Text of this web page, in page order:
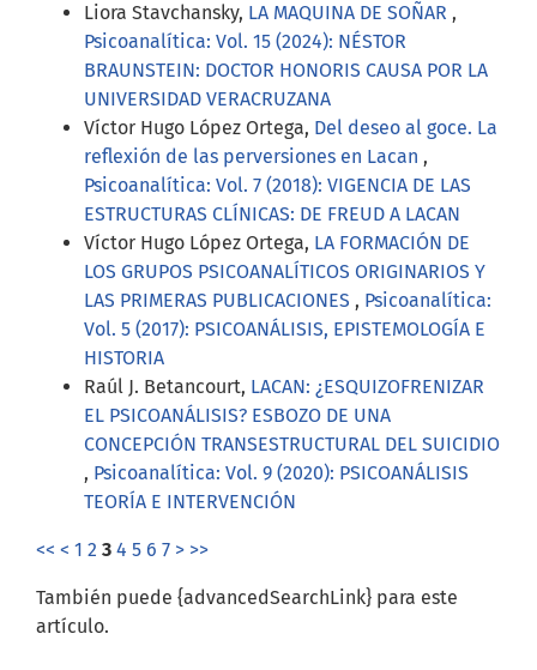
Liora Stavchansky, LA MAQUINA DE SOÑAR ,
Psicoanalítica: Vol. 15 (2024): NÉSTOR
BRAUNSTEIN: DOCTOR HONORIS CAUSA POR LA
UNIVERSIDAD VERACRUZANA
Víctor Hugo López Ortega, Del deseo al goce. La
reflexión de las perversiones en Lacan ,
Psicoanalítica: Vol. 7 (2018): VIGENCIA DE LAS
ESTRUCTURAS CLÍNICAS: DE FREUD A LACAN
Víctor Hugo López Ortega, LA FORMACIÓN DE
LOS GRUPOS PSICOANALÍTICOS ORIGINARIOS Y
LAS PRIMERAS PUBLICACIONES , Psicoanalítica:
Vol. 5 (2017): PSICOANÁLISIS, EPISTEMOLOGÍA E
HISTORIA
Raúl J. Betancourt, LACAN: ¿ESQUIZOFRENIZAR
EL PSICOANÁLISIS? ESBOZO DE UNA
CONCEPCIÓN TRANSESTRUCTURAL DEL SUICIDIO
, Psicoanalítica: Vol. 9 (2020): PSICOANÁLISIS
TEORÍA E INTERVENCIÓN
<< < 1 2 3 4 5 6 7 > >>
También puede {advancedSearchLink} para este
artículo.